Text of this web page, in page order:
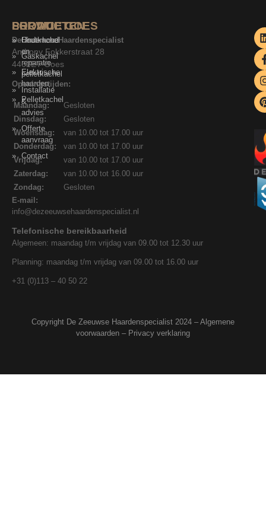
SERVICE
Onderhoud
en
reparatie
pelletkachel
Installatie
&
advies
Offerte
aanvraag
Contact
PRODUCTEN
Houtkachel
Gaskachel
Elektrische
haarden
Pelletkachel
LOCATIE GOES
De Zeeuwse Haardenspecialist
Anthony Fokkerstraat 28
4462ET Goes
Openingstijden:
Maandag:
Gesloten
Dinsdag:
Gesloten
Woensdag:
van 10.00 tot 17.00 uur
Donderdag:
van 10.00 tot 17.00 uur
Vrijdag:
van 10.00 tot 17.00 uur
Zaterdag:
van 10.00 tot 16.00 uur
Zondag:
Gesloten
E-mail:
info@dezeeuwsehaardenspecialist.nl
Telefonische bereikbaarheid
Algemeen: maandag t/m vrijdag van 09.00 tot 12.30 uur
Planning: maandag t/m vrijdag van 09.00 tot 16.00 uur
+31 (0)113 – 40 50 22
Copyright De Zeeuwse Haardenspecialist 2024 – Algemene
voorwaarden – Privacy verklaring